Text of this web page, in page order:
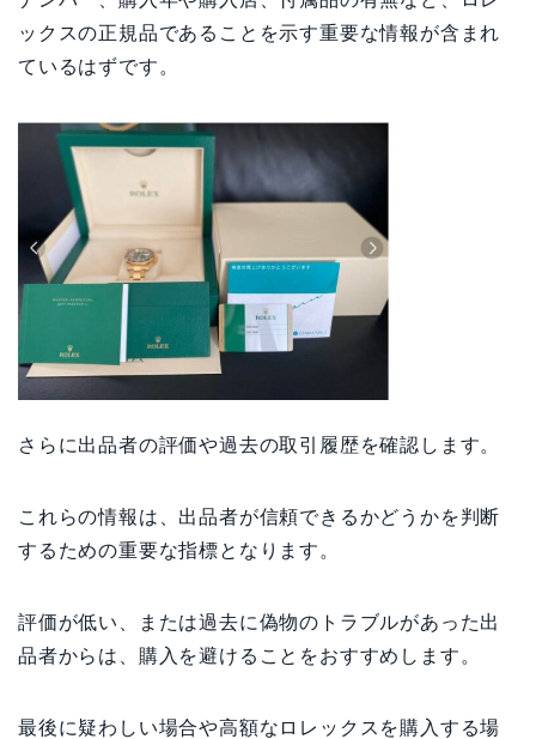
ックスの正規品であることを示す重要な情報が含まれ
ているはずです。
さらに出品者の評価や過去の取引履歴を確認します。
これらの情報は、出品者が信頼できるかどうかを判断
するための重要な指標となります。
評価が低い、または過去に偽物のトラブルがあった出
品者からは、購入を避けることをおすすめします。
最後に疑わしい場合や高額なロレックスを購入する場